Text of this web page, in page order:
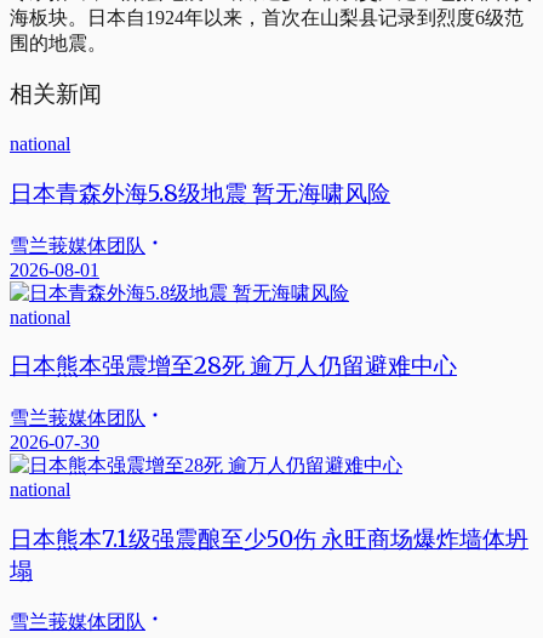
海板块。日本自1924年以来，首次在山梨县记录到烈度6级范
围的地震。
相关新闻
national
日本青森外海5.8级地震 暂无海啸风险
雪兰莪媒体团队
2026-08-01
national
日本熊本强震增至28死 逾万人仍留避难中心
雪兰莪媒体团队
2026-07-30
national
日本熊本7.1级强震酿至少50伤 永旺商场爆炸墙体坍
塌
雪兰莪媒体团队